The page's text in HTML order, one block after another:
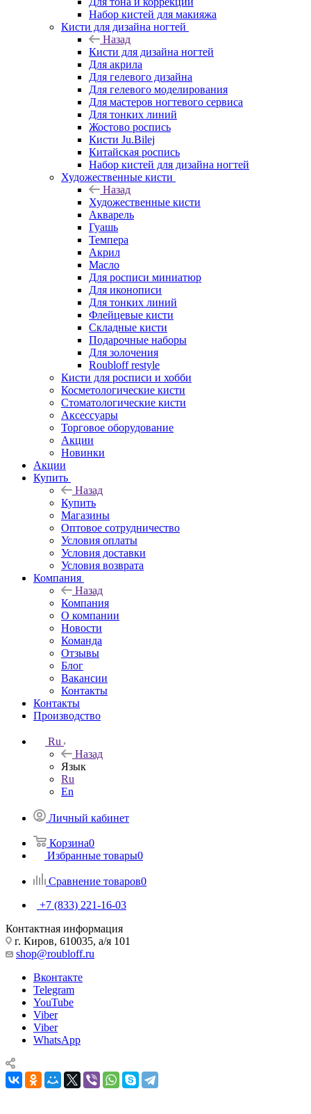
Набор кистей для макияжа
Кисти для дизайна ногтей
Назад
Кисти для дизайна ногтей
Для акрила
Для гелевого дизайна
Для гелевого моделирования
Для мастеров ногтевого сервиса
Для тонких линий
Жостово роспись
Кисти Ju.Bilej
Китайская роспись
Набор кистей для дизайна ногтей
Художественные кисти
Назад
Художественные кисти
Акварель
Гуашь
Темпера
Акрил
Масло
Для росписи миниатюр
Для иконописи
Для тонких линий
Флейцевые кисти
Складные кисти
Подарочные наборы
Для золочения
Roubloff restyle
Кисти для росписи и хобби
Косметологические кисти
Стоматологические кисти
Аксессуары
Торговое оборудование
Акции
Новинки
Акции
Купить
Назад
Купить
Магазины
Оптовое сотрудничество
Условия оплаты
Условия доставки
Условия возврата
Компания
Назад
Компания
О компании
Новости
Команда
Отзывы
Блог
Вакансии
Контакты
Контакты
Производство
Ru
Назад
Язык
Ru
En
Личный кабинет
Корзина0
Избранные товары0
Сравнение товаров0
+7 (833) 221-16-03
Контактная информация
г. Киров, 610035, а/я 101
shop@roubloff.ru
Вконтакте
Telegram
YouTube
Viber
Viber
WhatsApp